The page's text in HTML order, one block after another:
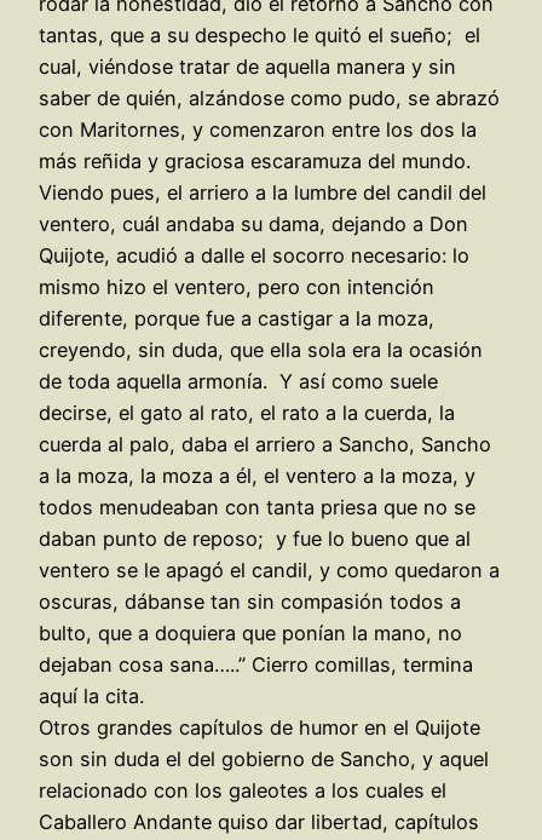
tantas, que a su despecho le quitó el sueño; el
cual, viéndose tratar de aquella manera y sin
saber de quién, alzándose como pudo, se abrazó
con Maritornes, y comenzaron entre los dos la
más reñida y graciosa escaramuza del mundo.
Viendo pues, el arriero a la lumbre del candil del
ventero, cuál andaba su dama, dejando a Don
Quijote, acudió a dalle el socorro necesario: lo
mismo hizo el ventero, pero con intención
diferente, porque fue a castigar a la moza,
creyendo, sin duda, que ella sola era la ocasión
de toda aquella armonía. Y así como suele
decirse, el gato al rato, el rato a la cuerda, la
cuerda al palo, daba el arriero a Sancho, Sancho
a la moza, la moza a él, el ventero a la moza, y
todos menudeaban con tanta priesa que no se
daban punto de reposo; y fue lo bueno que al
ventero se le apagó el candil, y como quedaron a
oscuras, dábanse tan sin compasión todos a
bulto, que a doquiera que ponían la mano, no
dejaban cosa sana…..” Cierro comillas, termina
aquí la cita.
Otros grandes capítulos de humor en el Quijote
son sin duda el del gobierno de Sancho, y aquel
relacionado con los galeotes a los cuales el
Caballero Andante quiso dar libertad, capítulos